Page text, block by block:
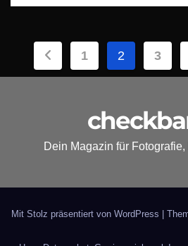
der
Beiträge
1 2 3
Dein Magazin für
Mit Stolz präsentiert von WordPress |